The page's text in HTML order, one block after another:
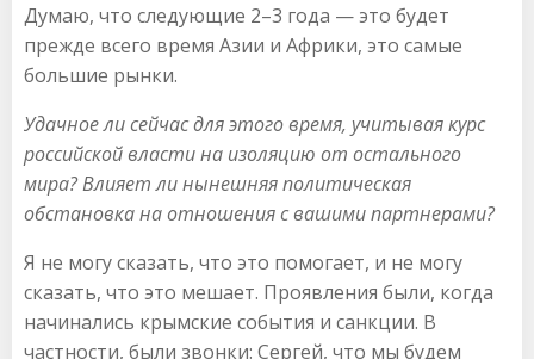
Думаю, что следующие 2–3 года — это будет
прежде всего время Азии и Африки, это самые
большие рынки.
Удачное ли сейчас для этого время, учитывая курс
российской власти на изоляцию от остального
мира? Влияет ли нынешняя политическая
обстановка на отношения с вашими партнерами?
Я не могу сказать, что это помогает, и не могу
сказать, что это мешает. Проявления были, когда
начинались крымские события и санкции. В
частности, были звонки: Сергей, что мы будем